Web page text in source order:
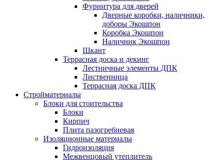
Фурнитура для дверей
Дверные коробки, наличники,
доборы Экошпон
Коробка Экошпон
Наличник Экошпон
Шкант
Террасная доска и декинг
Лестничные элементы ДПК
Лиственница
Террасная доска ДПК
Стройматериалы
Блоки для стоительства
Блоки
Кирпич
Плита пазогребневая
Изоляционные материалы
Гидроизоляция
Межвенцовый утеплитель